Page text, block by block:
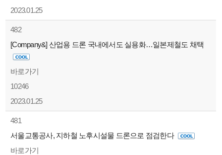
2023.01.25
482
[Company&] 산업용 드론 국내에서도 실용화…일본제철도 채택
바로가기
10246
2023.01.25
481
서울교통공사, 지하철 노후시설물 드론으로 점검한다
바로가기